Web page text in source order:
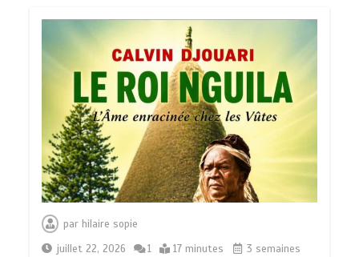
par hilaire sopie
juillet 22, 2026
1 17 minutes 3 semaines